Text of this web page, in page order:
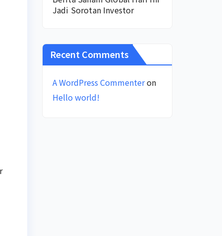
Jadi Sorotan Investor
Recent Comments
A WordPress Commenteron
Hello world!